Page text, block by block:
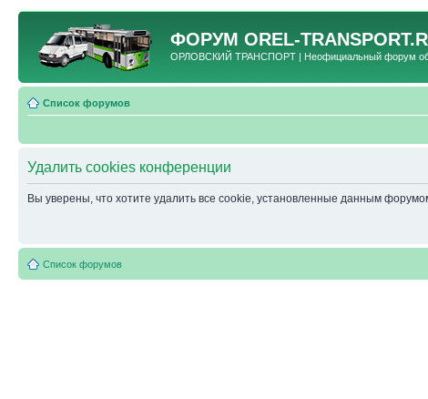
ФОРУМ OREL-
ОРЛОВСКИЙ ТРАНСПОРТ | Неофициальный форум
Список форумов
Удалить cookies конференции
Вы уверены, что хотите удалить все cookie, установленные данным
Список форумов